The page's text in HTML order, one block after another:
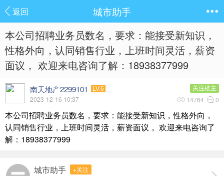
返回 城市助手
本公司招聘业务员数名，要求：能接受新知识，
性格外向，认同销售行业，上班时间灵活，薪资
面议， 欢迎来电咨询了解：18938377999
南天地产2299101 LV.6
2023-12-16 10:37
关注楼主
14764 0
本公司招聘业务员数名，要求：能接受新知识，性格外向，
认同销售行业，上班时间灵活，薪资面议， 欢迎来电咨询了
解：18938377999
城市助手
+关注